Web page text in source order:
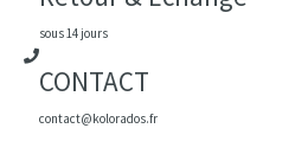
sous 14 jours
CONTACT
contact@kolorados.fr